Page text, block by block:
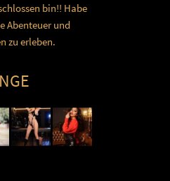
bin!! Habe
Abenteuer und
zu erleben.